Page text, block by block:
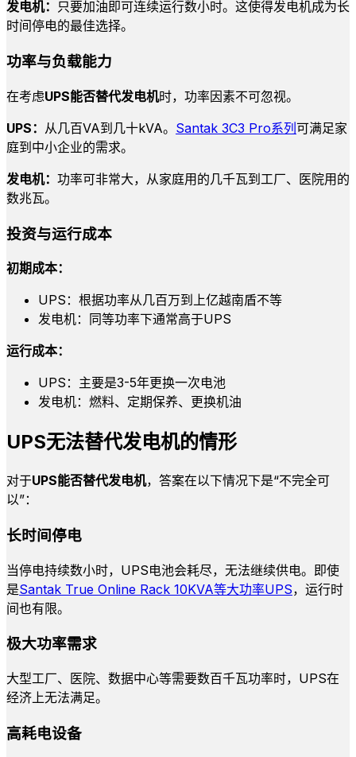
发电机： 只要加油即可连续运行数小时。这使得发电机成为长
时间停电的最佳选择。
功率与负载能力
在考虑UPS能否替代发电机时，功率因素不可忽视。
UPS： 从几百VA到几十kVA。 Santak 3C3 Pro系列可满足家
庭到中小企业的需求。
发电机： 功率可非常大，从家庭用的几千瓦到工厂、医院用的
数兆瓦。
投资与运行成本
初期成本：
UPS：根据功率从几百万到上亿越南盾不等
发电机：同等功率下通常高于UPS
运行成本：
UPS：主要是3-5年更换一次电池
发电机：燃料、定期保养、更换机油
UPS无法替代发电机的情形
对于UPS能否替代发电机，答案在以下情况下是“不完全可
以”：
长时间停电
当停电持续数小时，UPS电池会耗尽，无法继续供电。即使
是Santak True Online Rack 10KVA等大功率UPS，运行时
间也有限。
极大功率需求
大型工厂、医院、数据中心等需要数百千瓦功率时，UPS在
经济上无法满足。
高耗电设备